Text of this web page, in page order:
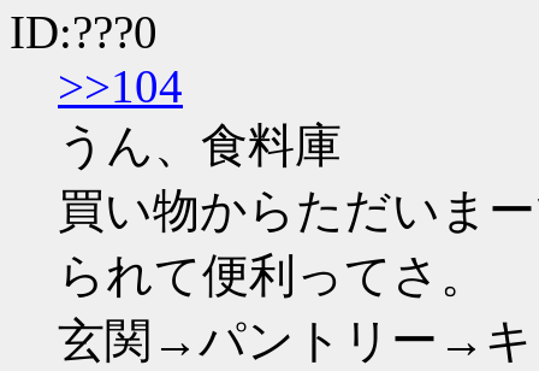
ID:???0
>>104
うん、食料庫
買い物からただいま
られて便利ってさ。
玄関→パントリー→キ